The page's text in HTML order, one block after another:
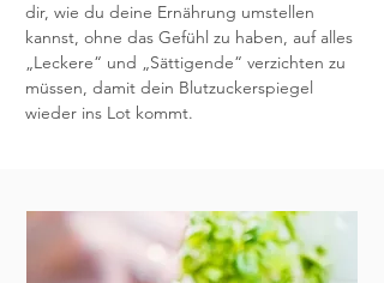
dir, wie du deine Ernährung umstellen
kannst, ohne das Gefühl zu haben, auf alles
„Leckere“ und „Sättigende“ verzichten zu
müssen, damit dein Blutzuckerspiegel
wieder ins Lot kommt.